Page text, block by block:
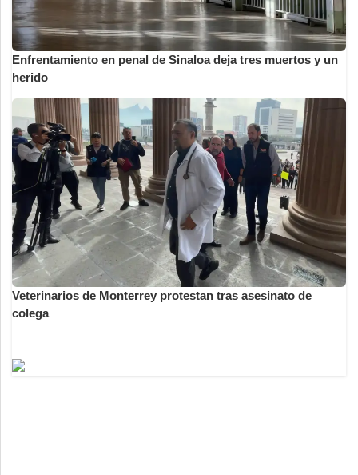
Enfrentamiento en penal de Sinaloa deja tres muertos y un
herido
Veterinarios de Monterrey protestan tras asesinato de
colega